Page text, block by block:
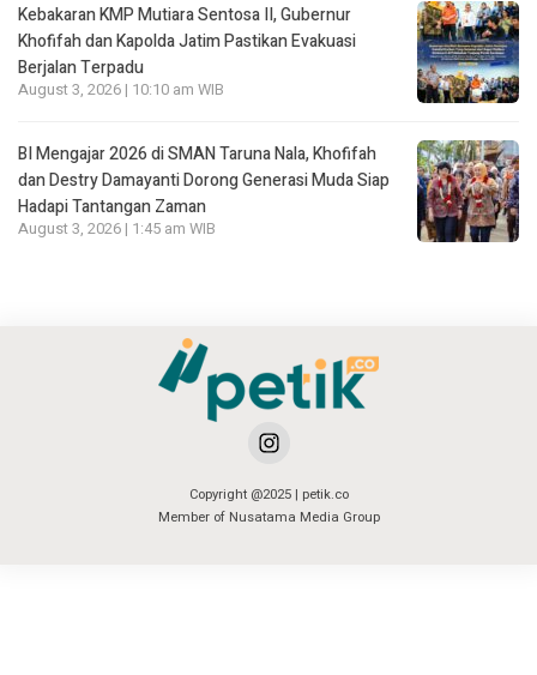
Kebakaran KMP Mutiara Sentosa II, Gubernur
Khofifah dan Kapolda Jatim Pastikan Evakuasi
Berjalan Terpadu
August 3, 2026 | 10:10 am WIB
BI Mengajar 2026 di SMAN Taruna Nala, Khofifah
dan Destry Damayanti Dorong Generasi Muda Siap
Hadapi Tantangan Zaman
August 3, 2026 | 1:45 am WIB
Copyright @2025 | petik.co
Member of Nusatama Media Group